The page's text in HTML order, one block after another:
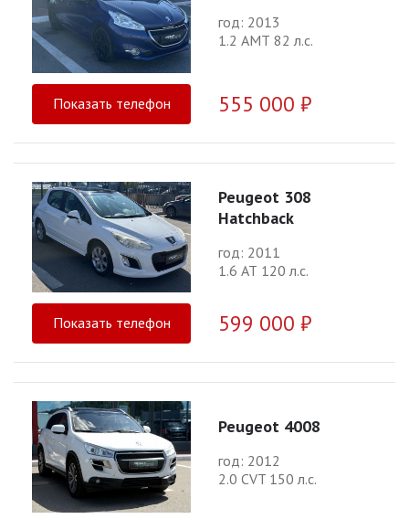
год: 2013
1.2 АМТ 82 л.с.
Показать телефон 555 000 ₽
Peugeot 308
Hatchback
год: 2011
1.6 АТ 120 л.с.
Показать телефон 599 000 ₽
Peugeot 4008
год: 2012
2.0 CVT 150 л.с.